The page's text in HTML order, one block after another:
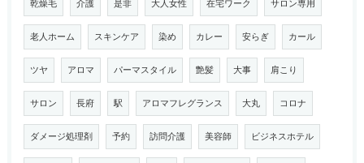
乾燥毛 介護 是非 大人女性 在宅ワーク サロン専用
老人ホーム スキンケア 染め カレー 安らぎ カール
ツヤ アロマ パーマスタイル 艶髪 大事 肩こり
サロン 長府 駅 アロマフレグランス 大丸 コロナ
ダメージ処理剤 予約 訪問介護 美容師 ビジネスホテル